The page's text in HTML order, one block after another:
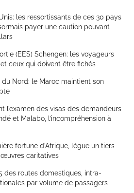
les ressortissants de ces 30 pays
payer une caution pouvant
(EES) Schengen: les voyageurs
ceux qui doivent être fichés
du Nord: le Maroc maintient son
l’examen des visas des demandeurs
et Malabo, l’incompréhension à
fortune d’Afrique, lègue un tiers
caritatives
des routes domestiques, intra-
par volume de passagers